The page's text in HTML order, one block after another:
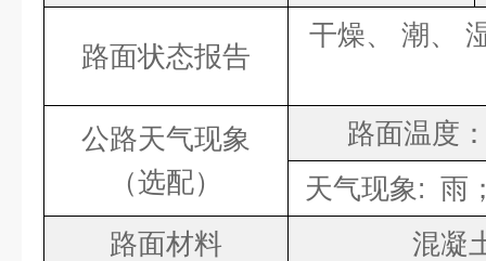
路面状态报告
干燥、 潮、
公路天气现象
（选配）
路面温度
天气现象: 雨
路面材料
混凝